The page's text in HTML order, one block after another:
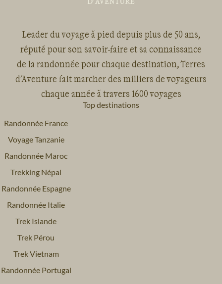
Leader du voyage à pied depuis plus de 50 ans,
réputé pour son savoir-faire et sa connaissance
de la randonnée pour chaque destination, Terres
d'Aventure fait marcher des milliers de voyageurs
chaque année à travers 1600 voyages
Top destinations
Randonnée France
Voyage Tanzanie
Randonnée Maroc
Trekking Népal
Randonnée Espagne
Randonnée Italie
Trek Islande
Trek Pérou
Trek Vietnam
Randonnée Portugal